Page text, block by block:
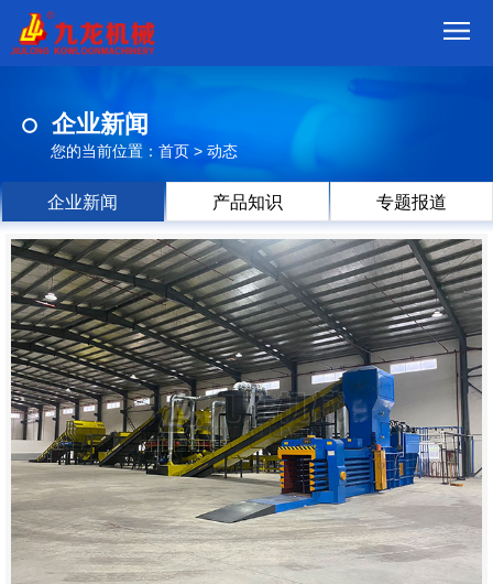
品
视
频
现
场
方
案
动
态联
系
郑
州
市
企业新闻
您的当前位置： 首页 > 动态
企业新闻 产品知识 专题报道